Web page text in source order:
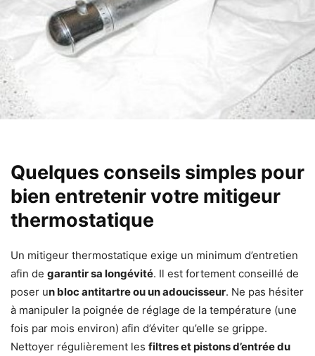
Quelques conseils simples pour
bien entretenir votre mitigeur
thermostatique
Un mitigeur thermostatique exige un minimum d’entretien
afin de garantir sa longévité. Il est fortement conseillé de
poser un bloc antitartre ou un adoucisseur. Ne pas hésiter
à manipuler la poignée de réglage de la température (une
fois par mois environ) afin d’éviter qu’elle se grippe.
Nettoyer régulièrement les filtres et pistons d’entrée du